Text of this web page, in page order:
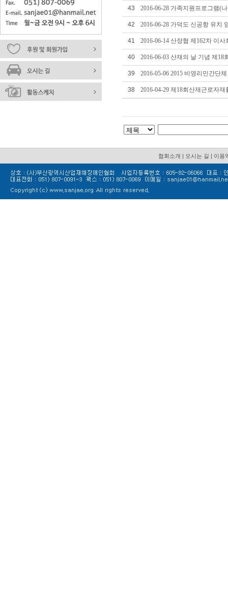
43 2016-06-28 가족지원프로그램(
42 2016-06-28 가덕도 신공항 유치
41 2016-06-14 산장협 제162차 이
40 2016-06-03 산재의 날 기념 제
39 2016-05-06 2015 비영리민간단
38 2016-04-29 제18회산재근로자
협회소개 | 오시는 길 | 이용